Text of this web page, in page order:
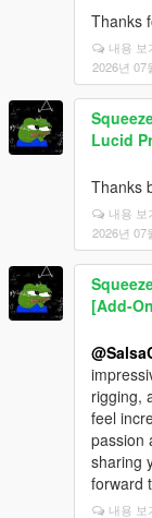
Thanks
내용 보
2026년 07
Lucid
Thanks
내용 보
2026년 07
[Add-
rigging,
feel
passion
sharing
forward
내용 보